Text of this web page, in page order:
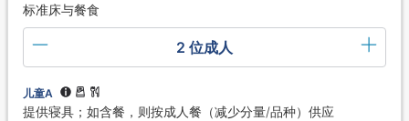
标准床与餐食
2 位成人
儿童A
提供寝具；如含餐，则按成人餐（减少分量/品种）供应